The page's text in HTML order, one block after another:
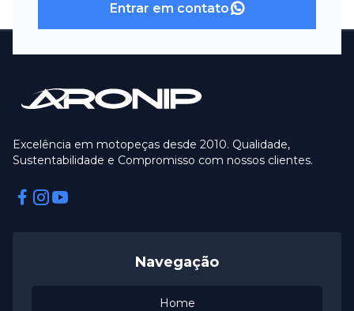
Entrar em contato
Excelência em motopeças desde 2010. Qualidade,
Sustentabilidade e Compromisso com nossos clientes.
Facebook
Instagram
Navegação
Home